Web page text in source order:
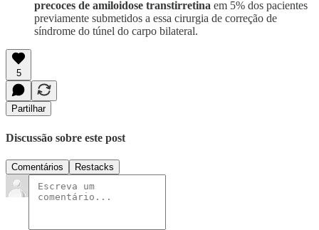
precoces de amiloidose transtirretina em 5% dos pacientes
previamente submetidos a essa cirurgia de correção de
síndrome do túnel do carpo bilateral.
5
Partilhar
Discussão sobre este post
Comentários Restacks